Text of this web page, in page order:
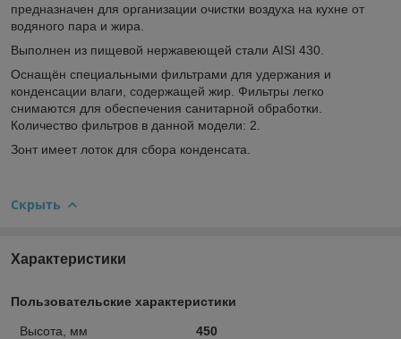
предназначен для организации очистки воздуха на кухне от
водяного пара и жира.
Выполнен из пищевой нержавеющей стали AISI 430.
Оснащён специальными фильтрами для удержания и
конденсации влаги, содержащей жир. Фильтры легко
снимаются для обеспечения санитарной обработки.
Количество фильтров в данной модели: 2.
Зонт имеет лоток для сбора конденсата.
Скрыть
Характеристики
Пользовательские характеристики
Высота, мм
450